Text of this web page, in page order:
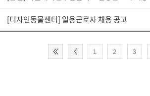
[디자인동물센터] 일용근로자 채용 공고
1 2 3